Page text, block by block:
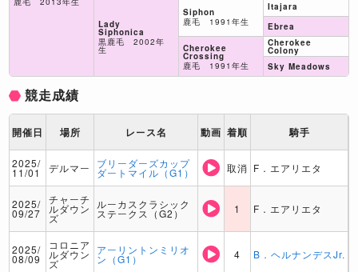
Lady
Siphonica
黒鹿毛 2002年
生
Siphon
鹿毛 1991年生
Cherokee
Crossing
鹿毛 1991年生
Itajara
Ebrea
Cherokee
Colony
Sky Meadows
競走成績
開催日 場所 レース名 動画 着順 騎手
2025/
11/01 デルマー ブリーダーズカップ
ダートマイル（G1） 取消 F．エアリエタ
2025/
09/27
チャーチ
ルダウン
ズ
ルーカスクラシック
ステークス（G2） 1 F．エアリエタ
2025/
08/09
コロニア
ルダウン
ズ
アーリントンミリオ
ン（G1） 4 B．ヘルナンデスJr.